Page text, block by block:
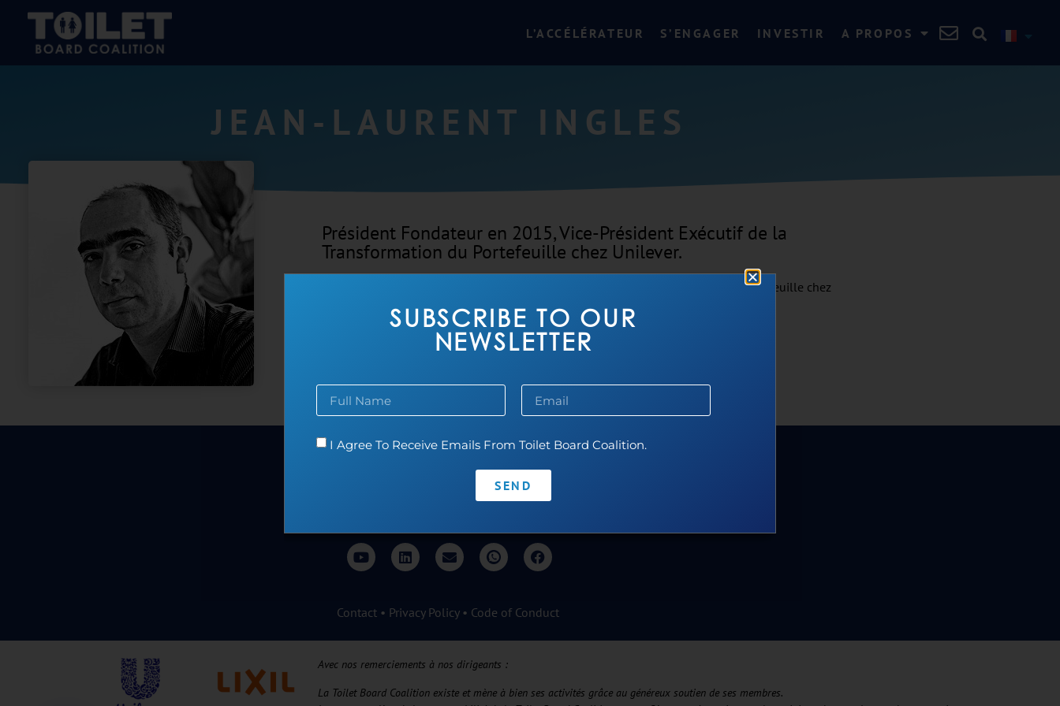
L’ACCÉLÉRATEUR S’ENGAGER INVESTIR A PROPOS
JEAN-LAURENT INGLES
Président Fondateur en 2015, Vice-Président Exécutif de la
Transformation du Portefeuille chez Unilever.
Président Fondateur en 2015, Vice-Président Exécutif de la Transformation du Portefeuille chez
Contact • Privacy Policy• Code of Conduct
Avec nos remerciements à nos dirigeants :
La Toilet Board Coalition existe et mène à bien ses activités grâce au généreux soutien de ses membres. ​
SUBSCRIBE TO OUR
NEWSLETTER
I Agree To Receive Emails From Toilet Board Coalition.
SEND